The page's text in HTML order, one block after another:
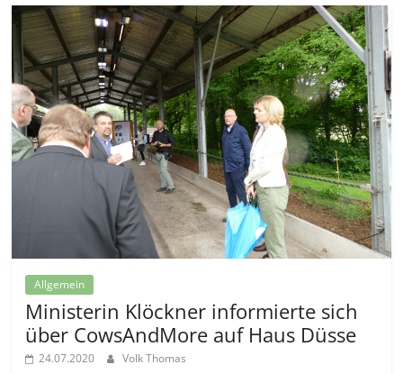
Allgemein
Ministerin Klöckner informierte sich
über CowsAndMore auf Haus Düsse
24.07.2020 Volk Thomas